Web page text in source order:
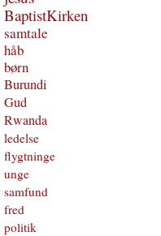
BaptistKirken
samtale
håb
børn
Burundi
Gud
Rwanda
ledelse
flygtninge
unge
samfund
fred
politik